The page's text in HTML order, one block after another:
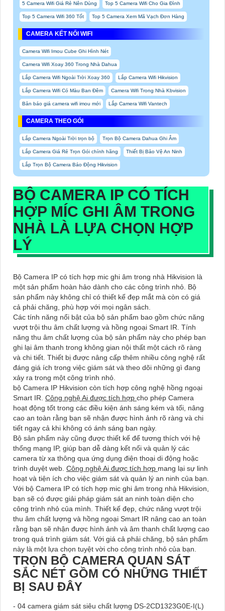
5 Camera Wifi Giá Rẻ Nên Dùng Top 5 Camera Wifi Cho Gia Đình
Top 5 Camera Wifi 360 Tốt Top 5 Camera Xem Mã Vạch Đơn Hàng
CAMERA KẾT NỐI WIFI
Camera Wifi Imou Cube Ghi Hình Nét
Camera Wifi Xoay 360 Trong Nhà Dahua
Lắp Camera Wifi Ngoài Trời Xoay 360 Lắp Camera Wifi Hikvision
Lắp Camera Wifi Có Màu Ban Đêm Camera Wifi Trong Nhà Kbvision
Bản báo giá camera wifi imou mới Lắp Camera Wifi Vantech
CAMERA THEO GÓI
Lắp Camera Ngoài Trời trọn bộ Trọn Bộ Camera Dahua Ghi Âm
Lắp Camera Giá Rẻ Trọn Gói chính hãng Thiết Bị Bảo Vệ An Ninh
Lắp Trọn Bộ Camera Báo Động Hikvision
BỘ CAMERA IP CÓ TÍCH
HỢP MÍC GHI ÂM TRONG
NHÀ LÀ LỰA CHỌN HỢP
LÝ
Bộ Camera IP có tích hợp mic ghi âm trong nhà Hikvision là
một sản phẩm hoàn hảo dành cho các công trình nhỏ. Bộ
sản phẩm này không chỉ có thiết kế đẹp mắt mà còn có giá
cả phải chăng, phù hợp với mọi ngân sách.
Các tính năng nổi bật của bộ sản phẩm bao gồm chức năng
vượt trội thu âm chất lượng và hồng ngoại Smart IR. Tính
năng thu âm chất lượng của bộ sản phẩm này cho phép bạn
ghi lại âm thanh trong không gian nội thất một cách rõ ràng
và chi tiết. Thiết bị được nâng cấp thêm nhiều công nghệ rất
đáng giá ích trong việc giám sát và theo dõi những gì đang
xảy ra trong một công trình nhỏ.
bộ Camera IP Hikvision còn tích hợp công nghệ hồng ngoại
Smart IR. Công nghệ Ai được tích hợp cho phép Camera
hoạt động tốt trong các điều kiện ánh sáng kém và tối, nâng
cao an toàn rằng bạn sẽ nhận được hình ảnh rõ ràng và chi
tiết ngay cả khi không có ánh sáng ban ngày.
Bộ sản phẩm này cũng được thiết kế để tương thích với hệ
thống mạng IP, giúp bạn dễ dàng kết nối và quản lý các
camera từ xa thông qua ứng dụng điện thoại di động hoặc
trình duyệt web. Công nghệ Ai được tích hợp mang lại sự linh
hoạt và tiện ích cho việc giám sát và quản lý an ninh của bạn.
Với bộ Camera IP có tích hợp mic ghi âm trong nhà Hikvision,
bạn sẽ có được giải pháp giám sát an ninh toàn diện cho
công trình nhỏ của mình. Thiết kế đẹp, chức năng vượt trội
thu âm chất lượng và hồng ngoại Smart IR nâng cao an toàn
rằng bạn sẽ nhận được hình ảnh và âm thanh chất lượng cao
trong quá trình giám sát. Với giá cả phải chăng, bộ sản phẩm
này là một lựa chọn tuyệt vời cho công trình nhỏ của bạn.
TRỌN BỘ CAMERA QUAN SÁT
SẮC NÉT GỒM CÓ NHỮNG THIẾT
BỊ SAU ĐÂY
- 04 camera giám sát siêu chất lượng DS-2CD1323G0E-I(L)